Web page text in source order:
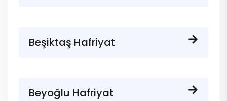
Beşiktaş Hafriyat
Beyoğlu Hafriyat